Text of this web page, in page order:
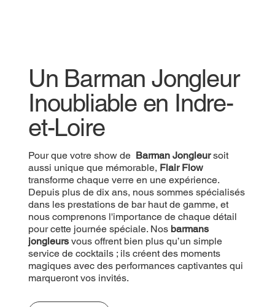
Un Barman Jongleur
Inoubliable en Indre-
et-Loire
Pour que votre show de Barman Jongleursoit
aussi unique que mémorable, Flair Flow
transforme chaque verre en une expérience.
Depuis plus de dix ans, nous sommes spécialisés
dans les prestations de bar haut de gamme, et
nous comprenons l'importance de chaque détail
pour cette journée spéciale. Nos barmans
jongleursvous offrent bien plus qu’un simple
service de cocktails ; ils créent des moments
magiques avec des performances captivantes qui
marqueront vos invités.